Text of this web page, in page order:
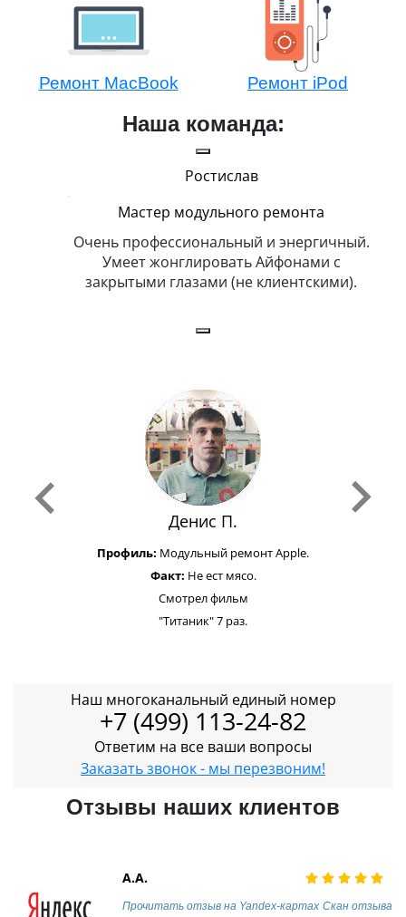
Ремонт MacBook Ремонт iPod
Наша команда:
Ростислав
Мастер модульного ремонта
Очень профессиональный и энергичный.
Умеет жонглировать Айфонами с
закрытыми глазами (не клиентскими).
Денис П.
Профиль: Модульный ремонт Apple.
Факт: Не ест мясо.
Смотрел фильм
"Титаник" 7 раз.
Наш многоканальный единый номер
+7 (499) 113-24-82
Ответим на все ваши вопросы
Заказать звонок - мы перезвоним!
Отзывы наших клиентов
А.А.
Прочитать отзыв на Yandex-картах Скан отзыва